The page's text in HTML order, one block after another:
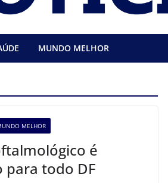
MUNDO MELHOR
MELHOR
é
para todo DF